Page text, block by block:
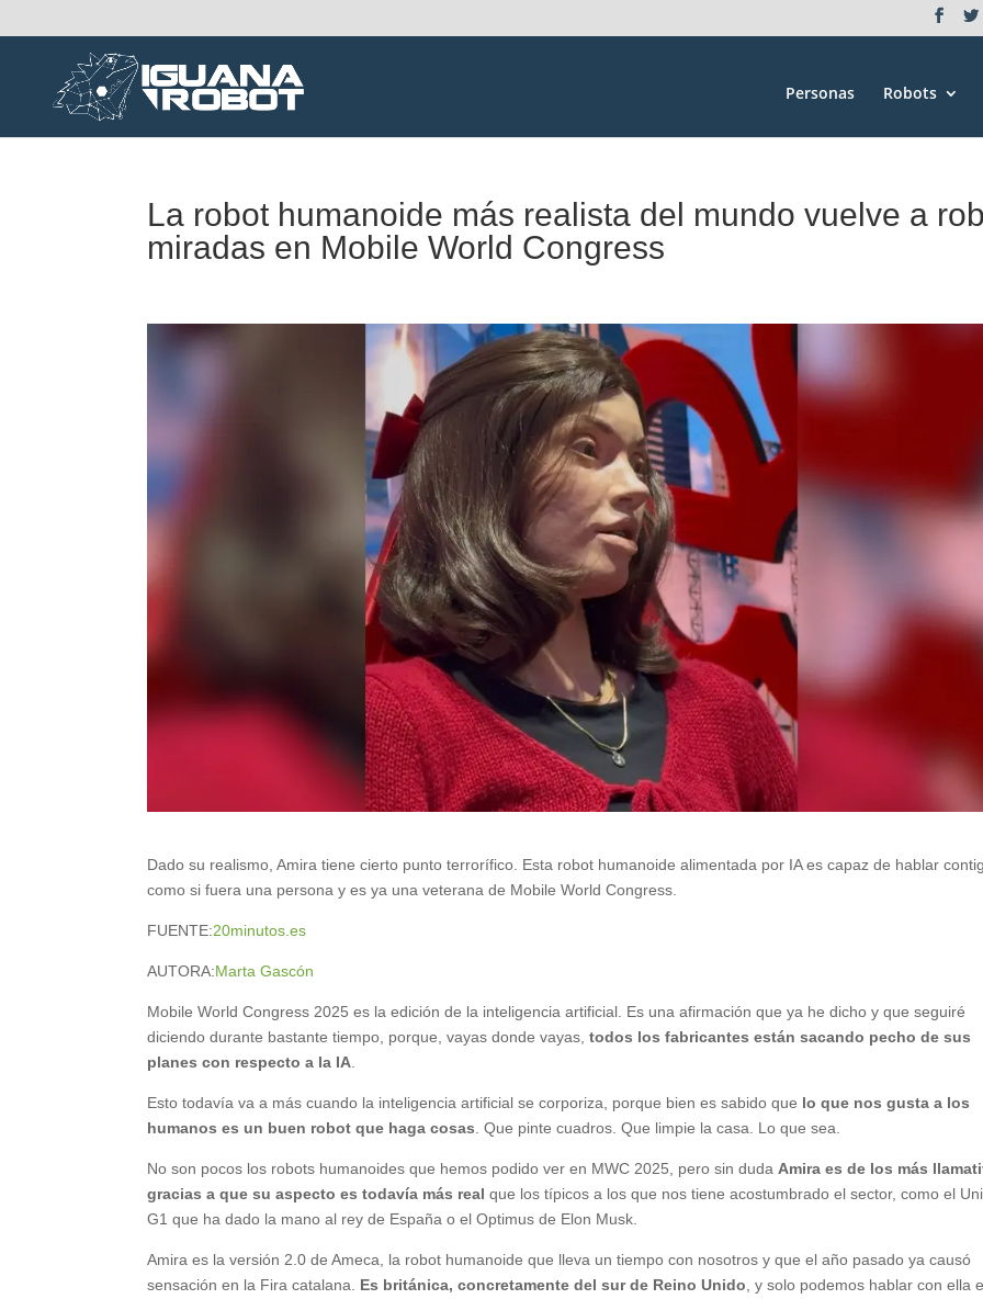
Personas Robots
La robot humanoide más realista del mundo vuelve a
miradas en Mobile World Congress
Dado su realismo, Amira tiene cierto punto terrorífico. Esta robot humanoide alimentada por IA es capaz de hablar
como si fuera una persona y es ya una veterana de Mobile World Congress.
FUENTE:20minutos.es
AUTORA:Marta Gascón
Mobile World Congress 2025 es la edición de la inteligencia artificial. Es una afirmación que ya he dicho y que seguiré
diciendo durante bastante tiempo, porque, vayas donde vayas,todos los fabricantes están sacando pecho de sus
planes con respecto a la IA
Esto todavía va a más cuando la inteligencia artificial se corporiza, porque bien es sabido que lo que nos gusta a los
humanos es un buen robot que haga cosas . Que pinte cuadros. Que limpie la casa. Lo que sea.
No son pocos los robots humanoides que hemos podido ver en MWC 2025, pero sin duda Amira es de los más
gracias a que su aspecto es todavía más real que los típicos a los que nos tiene acostumbrado el sector, como el
G1 que ha dado la mano al rey de España o el Optimus de Elon Musk.
Amira es la versión 2.0 de Ameca, la robot humanoide que lleva un tiempo con nosotros y que el año pasado ya causó
sensación en la Fira catalana. Es británica, concretamente del sur de Reino Unido , y solo podemos hablar con ella